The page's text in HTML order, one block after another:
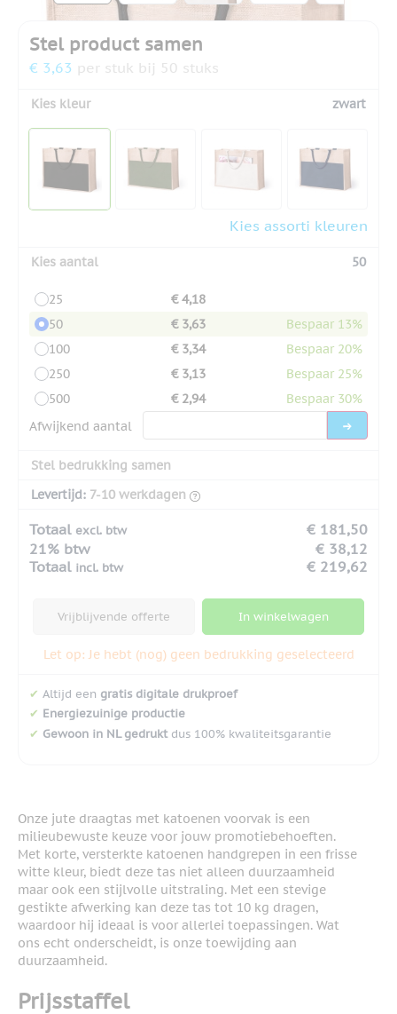
Stel product samen
€ 3,63 per stuk bij 50 stuks
Kies kleur zwart
Kies assorti kleuren
Kies aantal 50
25
€ 4,18
50
€ 3,63
Bespaar 13%
100
€ 3,34
Bespaar 20%
250
€ 3,13
Bespaar 25%
500
€ 2,94
Bespaar 30%
Afwijkend aantal
Stel bedrukking samen
Levertijd: 7-10 werkdagen
Totaal excl. btw
€ 181,50
21% btw
€ 38,12
Totaal incl. btw € 219,62
Vrijblijvende offerte In winkelwagen
Let op: Je hebt (nog) geen bedrukking geselecteerd
✔ Altijd een gratis digitale drukproef
✔ Energiezuinige productie
✔ Gewoon in NL gedruktdus 100% kwaliteitsgarantie
Onze jute draagtas met katoenen voorvak is een
milieubewuste keuze voor jouw promotiebehoeften.
Met korte, versterkte katoenen handgrepen in een frisse
witte kleur, biedt deze tas niet alleen duurzaamheid
maar ook een stijlvolle uitstraling. Met een stevige
gestikte afwerking kan deze tas tot 10 kg dragen,
waardoor hij ideaal is voor allerlei toepassingen. Wat
ons echt onderscheidt, is onze toewijding aan
duurzaamheid.
Prijsstaffel